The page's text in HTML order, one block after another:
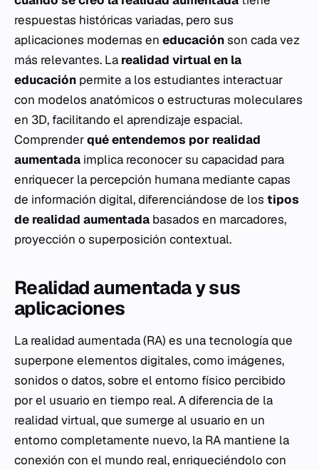
respuestas históricas variadas, pero sus
aplicaciones modernas en educaciónson cada vez
más relevantes. La realidad virtual en la
educación permite a los estudiantes interactuar
con modelos anatómicos o estructuras moleculares
en 3D, facilitando el aprendizaje espacial.
Comprenderqué entendemos por realidad
aumentada implica reconocer su capacidad para
enriquecer la percepción humana mediante capas
de información digital, diferenciándose de los tipos
de realidad aumentada basados en marcadores,
proyección o superposición contextual.
Realidad aumentada y sus
aplicaciones
La realidad aumentada (RA) es una tecnología que
superpone elementos digitales, como imágenes,
sonidos o datos, sobre el entorno físico percibido
por el usuario en tiempo real. A diferencia de la
realidad virtual, que sumerge al usuario en un
entorno completamente nuevo, la RA mantiene la
conexión con el mundo real, enriqueciéndolo con